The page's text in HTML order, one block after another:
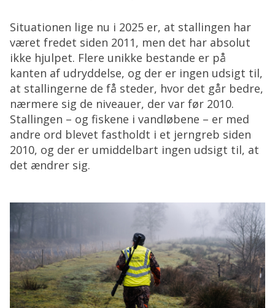
Situationen lige nu i 2025 er, at stallingen har
været fredet siden 2011, men det har absolut
ikke hjulpet. Flere unikke bestande er på
kanten af udryddelse, og der er ingen udsigt til,
at stallingerne de få steder, hvor det går bedre,
nærmere sig de niveauer, der var før 2010.
Stallingen – og fiskene i vandløbene – er med
andre ord blevet fastholdt i et jerngreb siden
2010, og der er umiddelbart ingen udsigt til, at
det ændrer sig.